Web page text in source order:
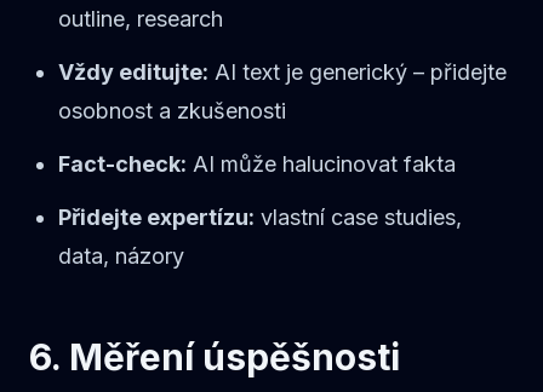
outline, research
Vždy editujte: AI text je generický – přidejte
osobnost a zkušenosti
Fact-check: AI může halucinovat fakta
Přidejte expertízu: vlastní case studies,
data, názory
6. Měření úspěšnosti